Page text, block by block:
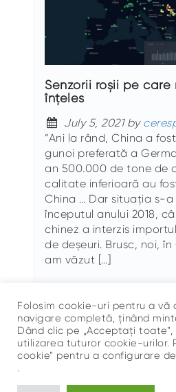
Senzorii roșii pe
înțeles
July 5, 2021 by
“Ani la rând, China a
gunoi preferată a
an 500.000 de tone de
calitate inferioară au
China … Dar situația s-
începutul anului 2018,
chinez a interzis
de deșeuri. Brusc, noi,
am văzut […]
Folosim cookie-uri pentru a vă
navigare completă, ținând
Dând clic pe „Acceptați
utilizarea tuturor cookie-urilor.
cookie” pentru a configurare
.